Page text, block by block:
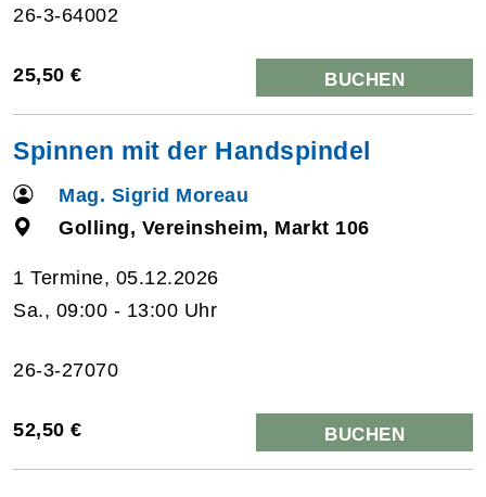
26-3-64002
25,50 € BUCHEN
Spinnen mit der Handspindel
Mag. Sigrid Moreau
Golling, Vereinsheim, Markt 106
1 Termine, 05.12.2026
Sa., 09:00 - 13:00 Uhr
26-3-27070
52,50 € BUCHEN